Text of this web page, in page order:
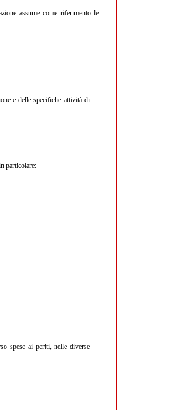
assume come riferimento le
e delle specifiche attività di
particolare:
spese ai periti, nelle diverse